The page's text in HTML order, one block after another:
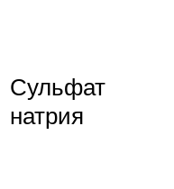
Сульфат
натрия